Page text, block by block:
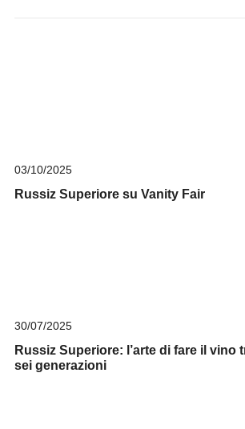
03/10/2025
Russiz Superiore su Vanity Fair
30/07/2025
Russiz Superiore: l’arte di fare il vino
sei generazioni